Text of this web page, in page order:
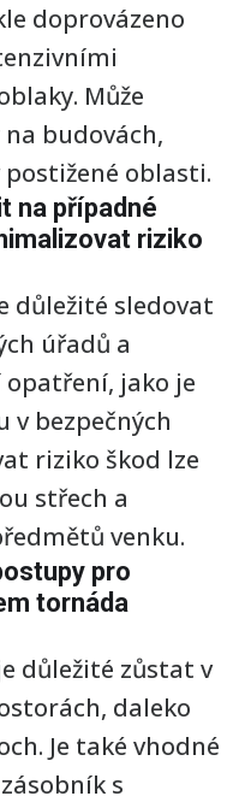
doprovázeno
Může
budovách,
oblasti.
na případné
riziko
důležité sledovat
úřadů a
jako je
bezpečných
riziko škod lze
střech a
venku.
pro
tornáda
důležité zůstat v
daleko
Je také vhodné
s